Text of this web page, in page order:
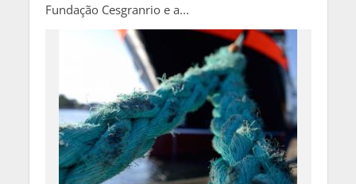
Fundação Cesgranrio e a...